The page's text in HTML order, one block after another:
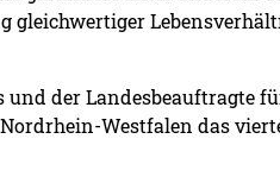
gleichwertiger
und der Landesbeauftragte
Westfalen das